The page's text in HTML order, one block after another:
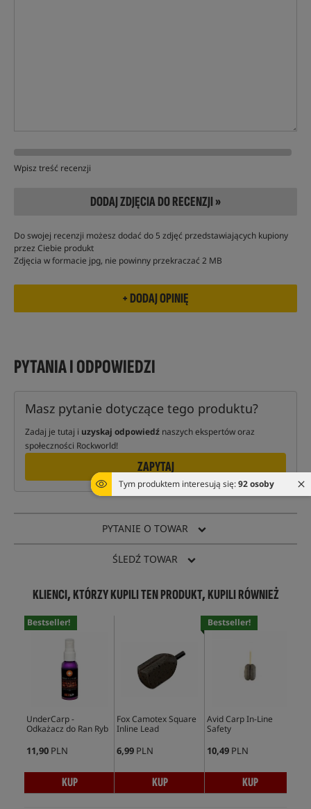
Tym produktem interesują się:92 osoby
Wpisz treść recenzji
DODAJ ZDJĘCIA DO RECENZJI »
Do swojej recenzji możesz dodać do 5 zdjęć przedstawiających kupiony
przez Ciebie produkt
Zdjęcia w formacie jpg, nie powinny przekraczać 2 MB
PYTANIA I ODPOWIEDZI
Masz pytanie dotyczące tego produktu?
Zadaj je tutaj i uzyskaj odpowiedź naszych ekspertów oraz
społeczności Rockworld!
ZAPYTAJ
PYTANIE O TOWAR
ŚLEDŹ TOWAR
KLIENCI, KTÓRZY KUPILI TEN PRODUKT, KUPILI RÓWNIEŻ
Bestseller!
UnderCarp -
Odkażacz do Ran Ryb
11,90 PLN
KUP
Fox Camotex Square
Inline Lead
6,99 PLN
KUP
Bestseller!
Avid Carp In-Line
Safety
10,49 PLN
KUP